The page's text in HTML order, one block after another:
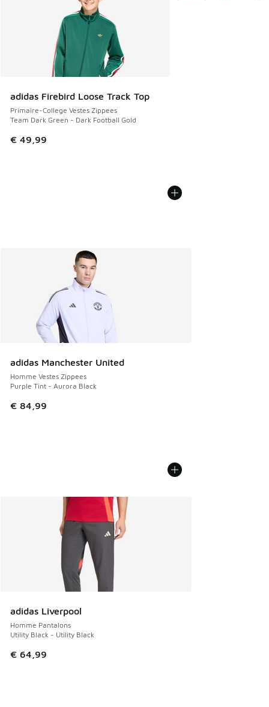
adidas Firebird Loose Track Top
Primaire-College Vestes Zippees
Team Dark Green - Dark Football Gold
€ 49,99
adidas Manchester United
Homme Vestes Zippees
Purple Tint - Aurora Black
€ 84,99
adidas Liverpool
Homme Pantalons
Utility Black - Utility Black
€ 64,99